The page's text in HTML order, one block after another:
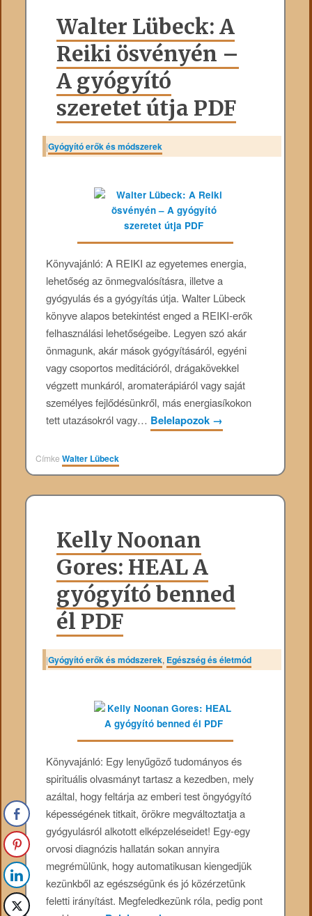
Walter Lübeck: A
Reiki ösvényén –
A gyógyító
szeretet útja PDF
|Gyógyító erők és módszerek
Könyvajánló: A REIKI az egyetemes energia,
lehetőség az önmegvalósításra, illetve a
gyógyulás és a gyógyítás útja. Walter Lübeck
könyve alapos betekintést enged a REIKI-erők
felhasználási lehetőségeibe. Legyen szó akár
önmagunk, akár mások gyógyításáról, egyéni
vagy csoportos meditációról, drágakövekkel
végzett munkáról, aromaterápiáról vagy saját
személyes fejlődésünkről, más energiasíkokon
tett utazásokról vagy… Belelapozok →
CímkeWalter Lübeck
Kelly Noonan
Gores: HEAL A
gyógyító benned
él PDF
|Gyógyító erők és módszerek, Egészség és életmód
Könyvajánló: Egy lenyűgöző tudományos és
spirituális olvasmányt tartasz a kezedben, mely
azáltal, hogy feltárja az emberi test öngyógyító
képességének titkait, örökre megváltoztatja a
gyógyulásról alkotott elképzeléseidet! Egy-egy
orvosi diagnózis hallatán sokan annyira
megrémülünk, hogy automatikusan kiengedjük
kezünkből az egészségünk és jó közérzetünk
feletti irányítást. Megfeledkezünk róla, pedig pont